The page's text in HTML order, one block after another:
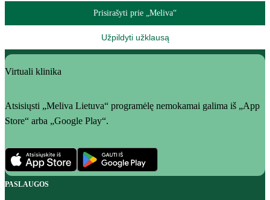
Prisirašyti prie „Meliva“
Užpildyti užklausą
Virtuali klinika
Atsisiųsti „Meliva Lietuva“ programėlę nemokamai galima iš „App
Store“ arba „Google Play“.
PASLAUGOS